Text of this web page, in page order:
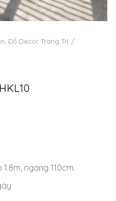
Đồ Decor Trang Trí
ngang 110cm.